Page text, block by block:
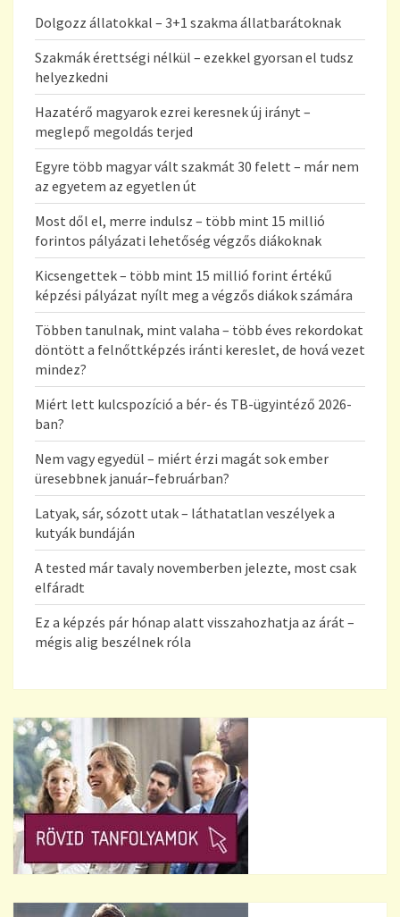
Dolgozz állatokkal – 3+1 szakma állatbarátoknak
Szakmák érettségi nélkül – ezekkel gyorsan el tudsz
helyezkedni
Hazatérő magyarok ezrei keresnek új irányt –
meglepő megoldás terjed
Egyre több magyar vált szakmát 30 felett – már nem
az egyetem az egyetlen út
Most dől el, merre indulsz – több mint 15 millió
forintos pályázati lehetőség végzős diákoknak
Kicsengettek – több mint 15 millió forint értékű
képzési pályázat nyílt meg a végzős diákok számára
Többen tanulnak, mint valaha – több éves rekordokat
döntött a felnőttképzés iránti kereslet, de hová vezet
mindez?
Miért lett kulcspozíció a bér- és TB-ügyintéző 2026-
ban?
Nem vagy egyedül – miért érzi magát sok ember
üresebbnek január–februárban?
Latyak, sár, sózott utak – láthatatlan veszélyek a
kutyák bundáján
A tested már tavaly novemberben jelezte, most csak
elfáradt
Ez a képzés pár hónap alatt visszahozhatja az árát –
mégis alig beszélnek róla